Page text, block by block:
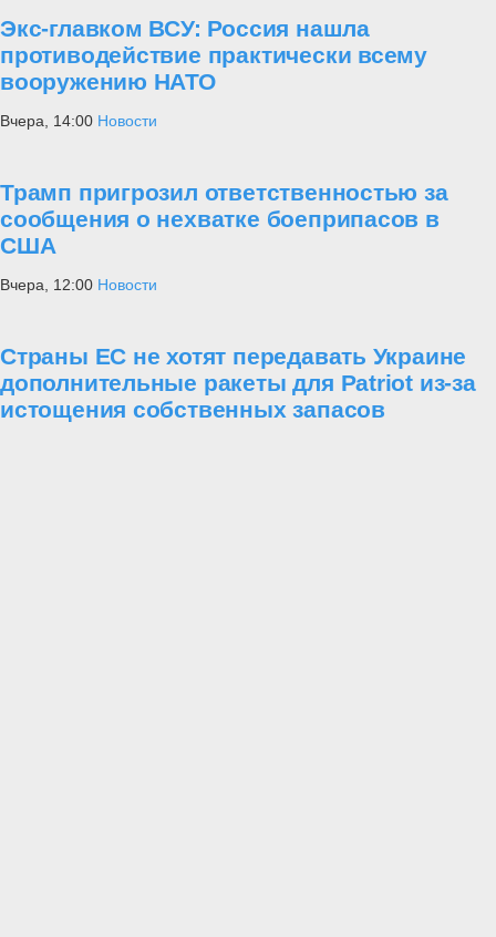
Экс-главком ВСУ: Россия нашла
противодействие практически всему
вооружению НАТО
Вчера, 14:00 Новости
Трамп пригрозил ответственностью за
сообщения о нехватке боеприпасов в
США
Вчера, 12:00 Новости
Страны ЕС не хотят передавать Украине
дополнительные ракеты для Patriot из-за
истощения собственных запасов